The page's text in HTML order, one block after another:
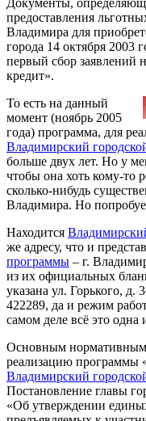
Документы,
предоставления
Владимира для
города 14 октября 2003
первый сбор заявлений
кредит».
То есть на данный
момент (ноябрь 2005
года) программа, для
Владимирский
больше двух лет. Но у
чтобы она хоть кому-то
сколько-нибудь
Владимира. Но
Находится
же адресу, что и
программы – г.
из их официальных
указана ул. Горького,
422289, да и режим
самом деле всё это одна
Основным
реализацию программы
Владимирский
Постановление главы
«Об утверждении